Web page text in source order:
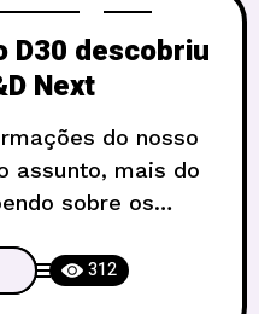
D30 descobriu
Next
do nosso
assunto, mais do
sobre os
Codename:
é o nova
312